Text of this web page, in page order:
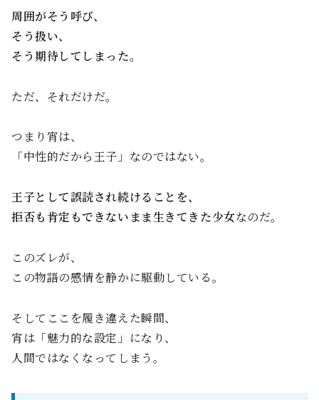
周囲がそう呼び、
そう扱い、
そう期待してしまった。
ただ、それだけだ。
つまり宵は、
「中性的だから王子」なのではない。
王子として誤読され続けることを、
拒否も肯定もできないまま生きてきた少女なのだ。
このズレが、
この物語の感情を静かに駆動している。
そしてここを履き違えた瞬間、
宵は「魅力的な設定」になり、
人間ではなくなってしまう。